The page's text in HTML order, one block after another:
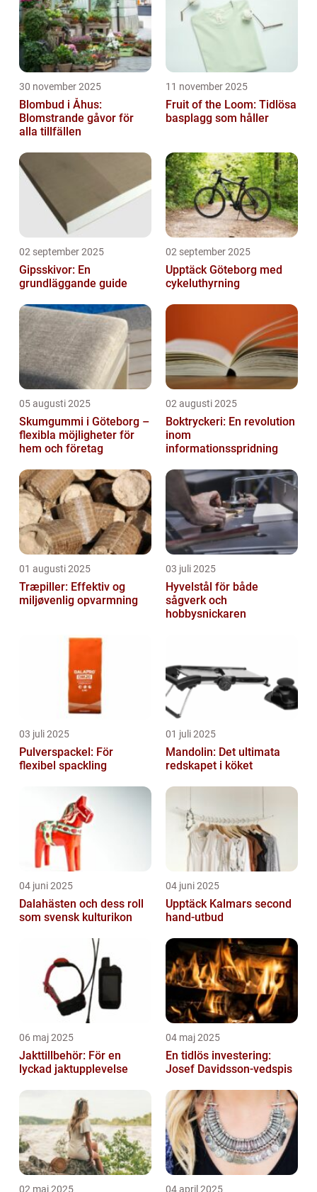
30 november 2025
Blombud i Åhus:
Blomstrande gåvor för
alla tillfällen
11 november 2025
Fruit of the Loom: Tidlösa
basplagg som håller
02 september 2025
Gipsskivor: En
grundläggande guide
02 september 2025
Upptäck Göteborg med
cykeluthyrning
05 augusti 2025
Skumgummi i Göteborg –
flexibla möjligheter för
hem och företag
02 augusti 2025
Boktryckeri: En revolution
inom
informationsspridning
01 augusti 2025
Træpiller: Effektiv og
miljøvenlig opvarmning
03 juli 2025
Hyvelstål för både
sågverk och
hobbysnickaren
03 juli 2025
Pulverspackel: För
flexibel spackling
01 juli 2025
Mandolin: Det ultimata
redskapet i köket
04 juni 2025
Dalahästen och dess roll
som svensk kulturikon
04 juni 2025
Upptäck Kalmars second
hand-utbud
06 maj 2025
Jakttillbehör: För en
lyckad jaktupplevelse
04 maj 2025
En tidlös investering:
Josef Davidsson-vedspis
02 maj 2025 04 april 2025